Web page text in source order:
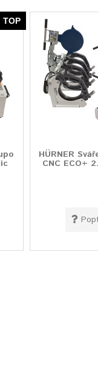
TOP
HÜRNER
CNC ECO+